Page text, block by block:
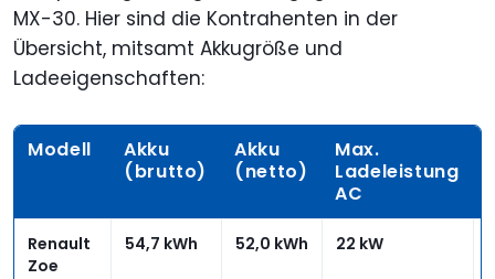
MX-30. Hier sind die Kontrahenten in der
Übersicht, mitsamt Akkugröße und
Ladeeigenschaften:
Modell
Akku
(brutto)
Akku
(netto)
Max.
Ladeleistung
AC
Renault
Zoe
54,7 kWh 52,0 kWh 22 kW